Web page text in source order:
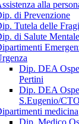
alla
di Prevenzione
Tutela delle
di Salute Mentale
Dip. DEA
Pertini
Dip. DEA
S.Eugenio/CTO
medicina
Dip. Medico